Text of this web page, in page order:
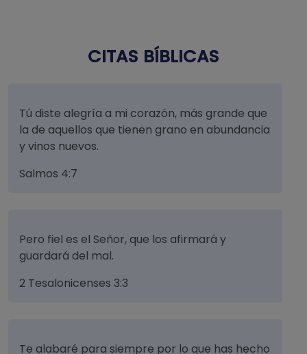
CITAS BÍBLICAS
Tú diste alegría a mi corazón, más grande que
la de aquellos que tienen grano en abundancia
y vinos nuevos.
Salmos 4:7
Pero fiel es el Señor, que los afirmará y
guardará del mal.
2 Tesalonicenses 3:3
Te alabaré para siempre por lo que has hecho